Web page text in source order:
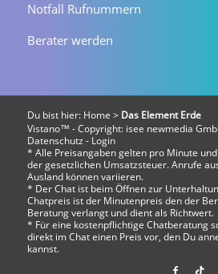
Notfall Rufnummern
Berater werden
Du bist hier: Home > Das Element Erde
Vistano™ - Copyright: isee newmedia
Datenschutz - Login
* Alle Preisangaben gelten pro Minute
der gesetzlichen Umsatzsteuer. Anrufe
Ausland können variieren.
* Der Chat ist beim Öffnen zur
Chatpreis ist der Minutenpreis den der
Beratung verlangt und dient als Richtwert.
* Für eine kostenpflichtige Chatberatung
direkt im Chat einen Preis vor, den Du
kannst.